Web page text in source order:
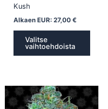
Kush
Alkaen EUR: 27,00€
Valitse
vaihtoehdoista
Tällä